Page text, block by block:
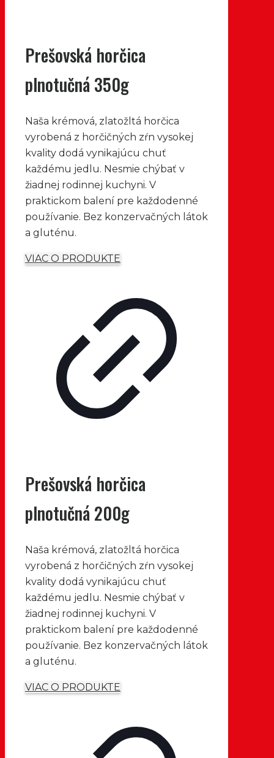
Prešovská horčica
plnotučná 350g
Naša krémová, zlatožltá horčica
vyrobená z horčičných zŕn vysokej
kvality dodá vynikajúcu chuť
každému jedlu. Nesmie chýbať v
žiadnej rodinnej kuchyni. V
praktickom balení pre každodenné
používanie. Bez konzervačných látok
a gluténu.
VIAC O PRODUKTE
Prešovská horčica
plnotučná 200g
Naša krémová, zlatožltá horčica
vyrobená z horčičných zŕn vysokej
kvality dodá vynikajúcu chuť
každému jedlu. Nesmie chýbať v
žiadnej rodinnej kuchyni. V
praktickom balení pre každodenné
používanie. Bez konzervačných látok
a gluténu.
VIAC O PRODUKTE